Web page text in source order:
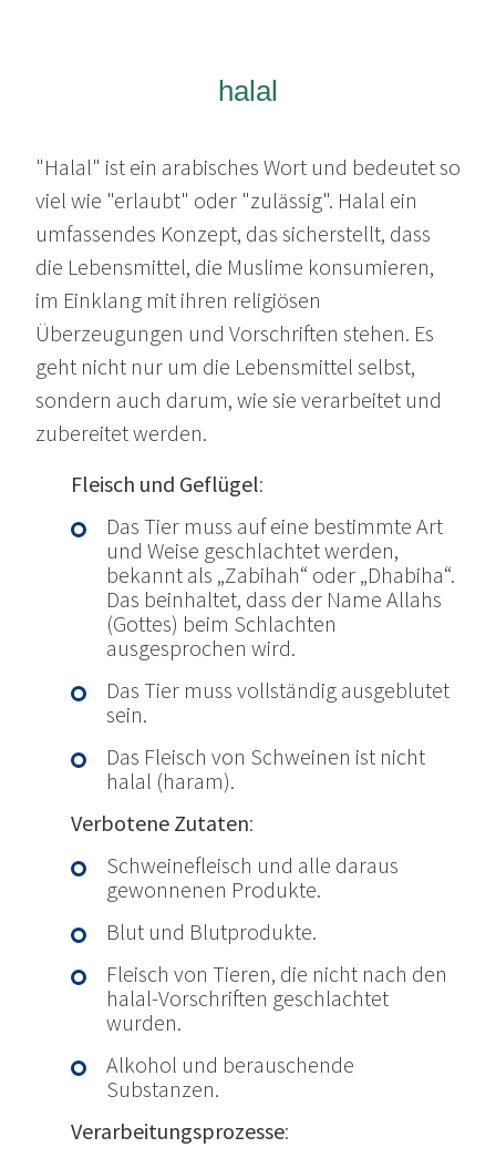
halal
"Halal" ist ein arabisches Wort und bedeutet so
viel wie "erlaubt" oder "zulässig". Halal ein
umfassendes Konzept, das sicherstellt, dass
die Lebensmittel, die Muslime konsumieren,
im Einklang mit ihren religiösen
Überzeugungen und Vorschriften stehen. Es
geht nicht nur um die Lebensmittel selbst,
sondern auch darum, wie sie verarbeitet und
zubereitet werden.
Fleisch und Geflügel:
Das Tier muss auf eine bestimmte Art
und Weise geschlachtet werden,
bekannt als „Zabihah“ oder „Dhabiha“.
Das beinhaltet, dass der Name Allahs
(Gottes) beim Schlachten
ausgesprochen wird.
Das Tier muss vollständig ausgeblutet
sein.
Das Fleisch von Schweinen ist nicht
halal (haram).
Verbotene Zutaten:
Schweinefleisch und alle daraus
gewonnenen Produkte.
Blut und Blutprodukte.
Fleisch von Tieren, die nicht nach den
halal-Vorschriften geschlachtet
wurden.
Alkohol und berauschende
Substanzen.
Verarbeitungsprozesse: